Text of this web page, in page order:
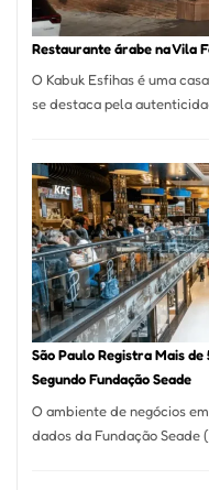
Serra
SP
Restaurante árabe na Vila
O Kabuk Esfihas é uma
se destaca pela
São Paulo Registra Mais de
Segundo Fundação Seade
O ambiente de negócios
dados da Fundação Seade